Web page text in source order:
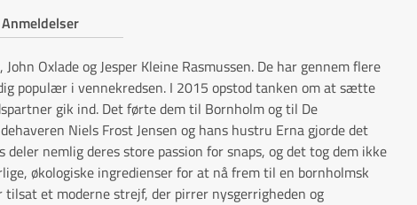
Anmeldelser
Oxlade og Jesper Kleine Rasmussen. De har gennem flere
populær i vennekredsen. I 2015 opstod tanken om at sætte
gik ind. Det førte dem til Bornholm og til De
Niels Frost Jensen og hans hustru Erna gjorde det
nemlig deres store passion for snaps, og det tog dem ikke
økologiske ingredienser for at nå frem til en bornholmsk
et moderne strejf, der pirrer nysgerrigheden og